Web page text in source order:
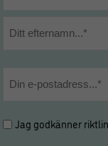
Hantering
Jag godkänner